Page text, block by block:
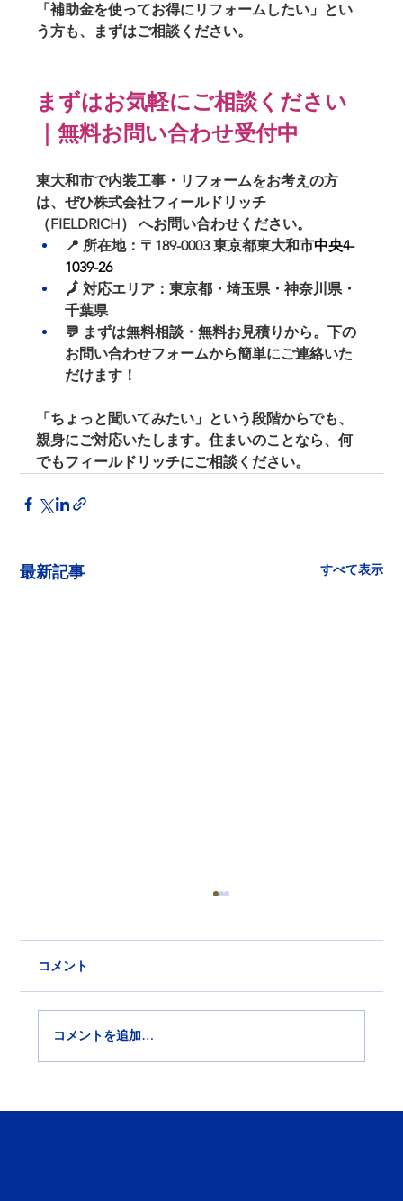
「補助金を使ってお得にリフォームしたい」とい
う方も、まずはご相談ください。
まずはお気軽にご相談ください
｜無料お問い合わせ受付中
東大和市で内装工事・リフォームをお考えの方
は、ぜひ株式会社フィールドリッチ
（FIELDRICH）
へお問い合わせください。
📍 所在地：〒189-0003 東京都東大和市中央4-
1039-26
🗾 対応エリア：東京都・埼玉県・神奈川県・
千葉県
💬 まずは無料相談・無料お見積りから。下の
お問い合わせフォームから簡単にご連絡いた
だけます！
「ちょっと聞いてみたい」という段階からでも、
親身にご対応いたします。住まいのことなら、何
でもフィールドリッチにご相談ください。
最新記事 すべて表示
コメント
コメントを追加…